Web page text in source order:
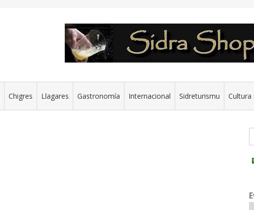
Chigres Llagares Gastronomía Internacional Sidreturismu Cultura